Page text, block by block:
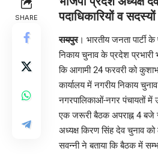
SHARE
पदाधिकारियों व
रायपुर। भारतीय जनता पार्टी
निकाय चुनाव के प्रदेश प्रभारी
कि आगामी 24 फरवरी को
कार्यालय में नगरीय निकाय
नगरपालिकाओं-नगर पंचायतों में
एक जरूरी बैठक अपराह्न 4
अध्यक्ष किरण सिंह देव चुनाव
सवन्नी ने बताया कि बैठक में